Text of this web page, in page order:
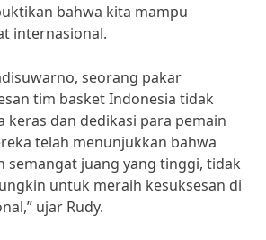
bahwa kita mampu
internasional.
seorang pakar
tim basket Indonesia tidak
keras dan dedikasi para pemain
telah menunjukkan bahwa
semangat juang yang tinggi, tidak
untuk meraih kesuksesan di
ujar Rudy.